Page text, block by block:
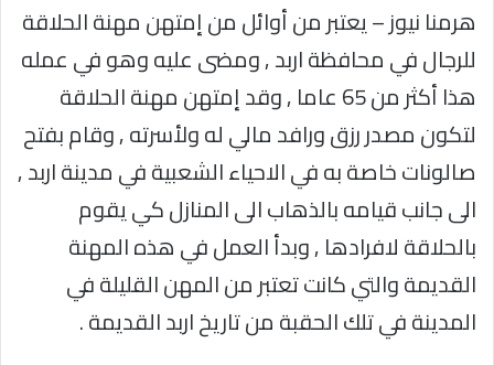
هرمنا نيوز – يعتبر من أوائل من إمتهن مهنة الحلاقة
للرجال في محافظة اربد , ومضى عليه وهو في عمله
هذا أكثر من 65 عاما , وقد إمتهن مهنة الحلاقة
لتكون مصدر رزق ورافد مالي له ولأسرته , وقام بفتح
صالونات خاصة به في الاحياء الشعبية في مدينة اربد ,
الى جانب قيامه بالذهاب الى المنازل كي يقوم
بالحلاقة لافرادها , وبدأ العمل في هذه المهنة
القديمة والتي كانت تعتبر من المهن القليلة في
المدينة في تلك الحقبة من تاريخ اربد القديمة .